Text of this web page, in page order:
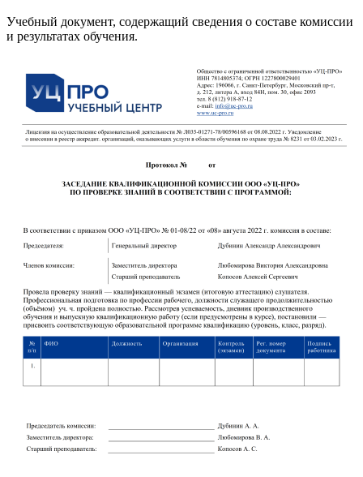
Учебный документ, содержащий сведения о составе комиссии
и результатах обучения.